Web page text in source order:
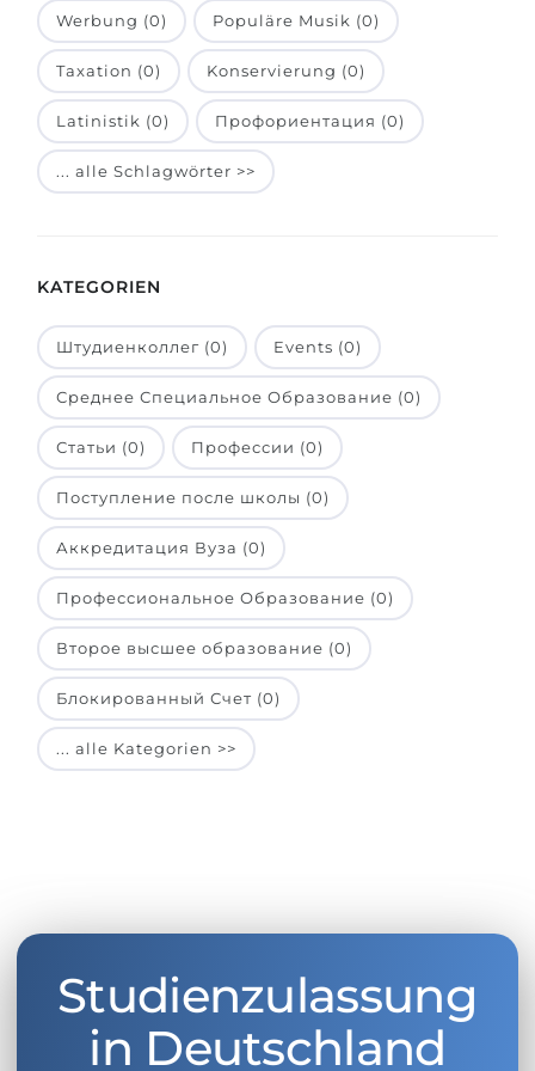
Unsere Studierenden werden
BERATUNG!
Belarus
Anderes Land
BERATUNG BUCHEN
Werbung (0) Populäre Musik (0)
Taxation (0) Konservierung (0)
Latinistik (0) Профориентация (0)
... alle Schlagwörter >>
KATEGORIEN
Штудиенколлег (0) Events (0)
Среднее Специальное Образование (0)
Статьи (0) Профессии (0)
Поступление после школы (0)
Аккредитация Вуза (0)
Профессиональное Образование (0)
Второе высшее образование (0)
Блокированный Счет (0)
... alle Kategorien >>
Studienzulassung
in Deutschland